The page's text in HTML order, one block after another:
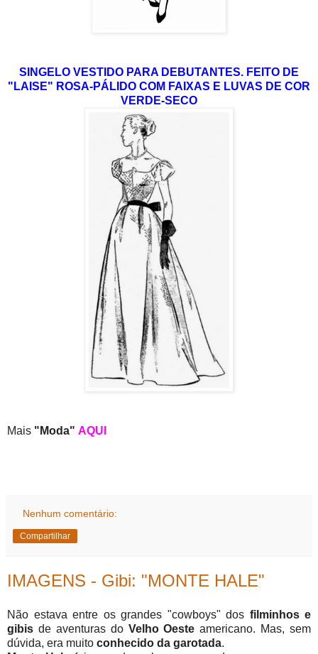
SINGELO VESTIDO PARA DEBUTANTES. FEITO DE
"LAISE" ROSA-PÁLIDO COM FAIXAS E LUVAS DE COR
VERDE-SECO
Mais "Moda" AQUI
Nenhum comentário:
Compartilhar
IMAGENS - Gibi: "MONTE HALE"
Não estava entre os grandes "cowboys" dos filminhos e
gibis de aventuras do Velho Oeste americano. Mas, sem
dúvida, era muito conhecido da garotada.